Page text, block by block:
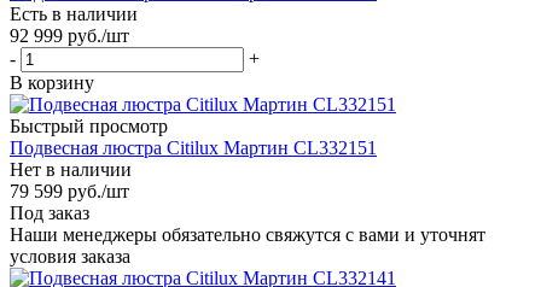
Есть в наличии
92 999 руб./шт
-
+
В корзину
Быстрый просмотр
Подвесная люстра Citilux Мартин CL332151
Нет в наличии
79 599 руб./шт
Под заказ
Наши менеджеры обязательно свяжутся с вами и уточнят
условия заказа